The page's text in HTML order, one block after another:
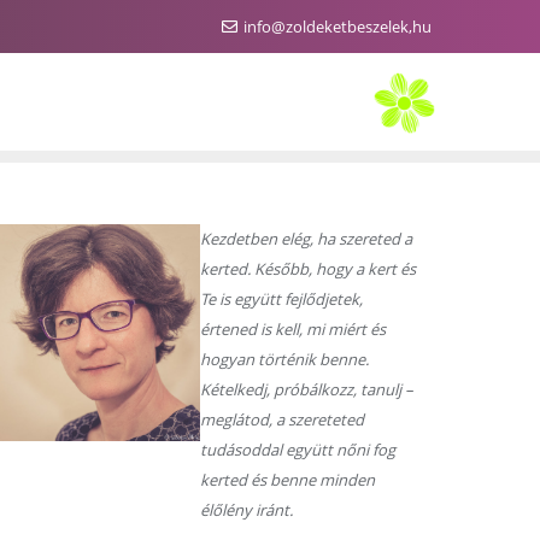
info@zoldeketbeszelek,hu
Kezdetben elég, ha szereted a
kerted. Később, hogy a kert és
Te is együtt fejlődjetek,
értened is kell, mi miért és
hogyan történik benne.
Kételkedj, próbálkozz, tanulj –
meglátod, a szereteted
tudásoddal együtt nőni fog
kerted és benne minden
élőlény iránt.